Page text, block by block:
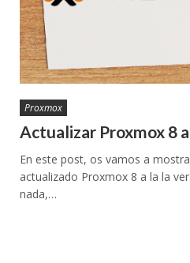
Proxmox
Actualizar Proxmox 8
En este post, os vamos a
actualizado Proxmox 8 a la la
nada,…